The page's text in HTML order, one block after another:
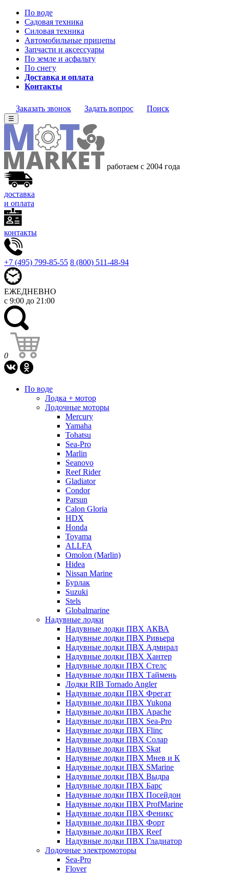
По воде
Садовая техника
Силовая техника
Автомобильные прицепы
Запчасти и аксессуары
По земле и асфальту
По снегу
Доставка и оплата
Контакты
Заказать звонок Задать вопрос Поиск
☰
работаем с 2004 года
доставка
и оплата
контакты
+7 (495) 799-85-55 8 (800) 511-48-94
ЕЖЕДНЕВНО
с 9:00 до 21:00
0
По воде
Лодка + мотор
Лодочные моторы
Mercury
Yamaha
Tohatsu
Sea-Pro
Marlin
Seanovo
Reef Rider
Gladiator
Condor
Parsun
Calon Gloria
HDX
Honda
Toyama
ALLFA
Omolon (Marlin)
Hidea
Nissan Marine
Бурлак
Suzuki
Stels
Globalmarine
Надувные лодки
Надувные лодки ПВХ АКВА
Надувные лодки ПВХ Ривьера
Надувные лодки ПВХ Адмирал
Надувные лодки ПВХ Хантер
Надувные лодки ПВХ Стелс
Надувные лодки ПВХ Таймень
Лодки RIB Tornado Angler
Надувные лодки ПВХ Фрегат
Надувные лодки ПВХ Yukona
Надувные лодки ПВХ Apache
Надувные лодки ПВХ Sea-Pro
Надувные лодки ПВХ Flinc
Надувные лодки ПВХ Солар
Надувные лодки ПВХ Skat
Надувные лодки ПВХ Мнев и К
Надувные лодки ПВХ SMarine
Надувные лодки ПВХ Выдра
Надувные лодки ПВХ Барс
Надувные лодки ПВХ Посейдон
Надувные лодки ПВХ ProfMarine
Надувные лодки ПВХ Феникс
Надувные лодки ПВХ Форт
Надувные лодки ПВХ Reef
Надувные лодки ПВХ Гладиатор
Лодочные электромоторы
Sea-Pro
Flover